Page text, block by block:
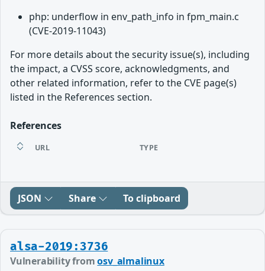
php: underflow in env_path_info in fpm_main.c
(CVE-2019-11043)
For more details about the security issue(s), including
the impact, a CVSS score, acknowledgments, and
other related information, refer to the CVE page(s)
listed in the References section.
References
URL TYPE
JSON Share To clipboard
alsa-2019:3736
Vulnerability fromosv_almalinux